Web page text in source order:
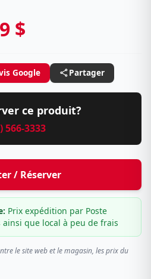
$
Google Partager
ce produit?
566-3333
/ Réserver
Prix expédition par Poste
ainsi que local à peu de frais
le site web et le magasin, les prix du